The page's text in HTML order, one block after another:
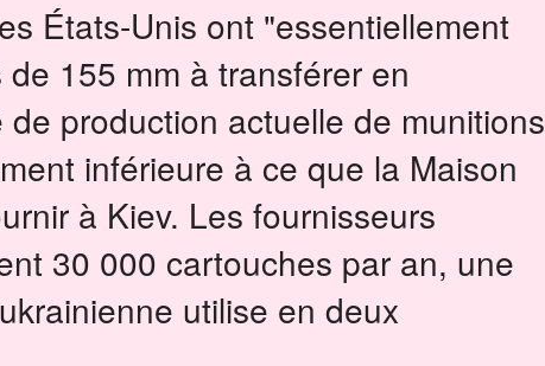
États-Unis ont "essentiellement
155 mm à transférer en
de production actuelle de munitions
inférieure à ce que la Maison
à Kiev. Les fournisseurs
30 000 cartouches par an, une
utilise en deux